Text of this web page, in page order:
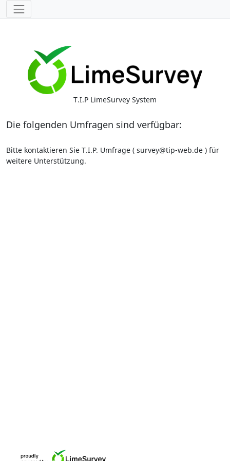
T.I.P LimeSurvey System
Die folgenden Umfragen sind verfügbar:
Bitte kontaktieren Sie T.I.P. Umfrage ( survey@tip-web.de ) für
weitere Unterstützung.